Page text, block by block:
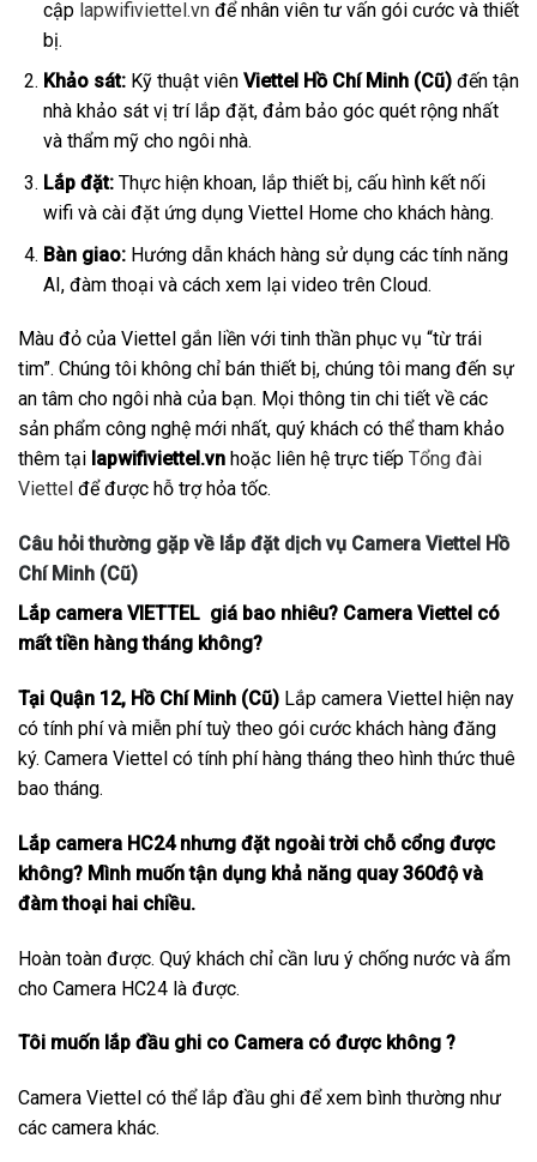
cập lapwifiviettel.vnđể nhân viên tư vấn gói cước và thiết
bị.
Khảo sát:Kỹ thuật viên Viettel Hồ Chí Minh (Cũ)đến tận
nhà khảo sát vị trí lắp đặt, đảm bảo góc quét rộng nhất
và thẩm mỹ cho ngôi nhà.
Lắp đặt:Thực hiện khoan, lắp thiết bị, cấu hình kết nối
wifi và cài đặt ứng dụng Viettel Home cho khách hàng.
Bàn giao:Hướng dẫn khách hàng sử dụng các tính năng
AI, đàm thoại và cách xem lại video trên Cloud.
Màu đỏ của Viettel gắn liền với tinh thần phục vụ “từ trái
tim”. Chúng tôi không chỉ bán thiết bị, chúng tôi mang đến sự
an tâm cho ngôi nhà của bạn. Mọi thông tin chi tiết về các
sản phẩm công nghệ mới nhất, quý khách có thể tham khảo
thêm tại lapwifiviettel.vn hoặc liên hệ trực tiếp Tổng đài
Viettel để được hỗ trợ hỏa tốc.
Câu hỏi thường gặp về lắp đặt dịch vụ Camera Viettel Hồ
Chí Minh (Cũ)
Lắp camera VIETTEL giá bao nhiêu? Camera Viettel có
mất tiền hàng tháng không?
Tại Quận 12, Hồ Chí Minh (Cũ) Lắp camera Viettel hiện nay
có tính phí và miễn phí tuỳ theo gói cước khách hàng đăng
ký. Camera Viettel có tính phí hàng tháng theo hình thức thuê
bao tháng.
Lắp camera HC24 nhưng đặt ngoài trời chỗ cổng được
không? Mình muốn tận dụng khả năng quay 360độ và
đàm thoại hai chiều.
Hoàn toàn được. Quý khách chỉ cần lưu ý chống nước và ẩm
cho Camera HC24 là được.
Tôi muốn lắp đầu ghi co Camera có được không ?
Camera Viettel có thể lắp đầu ghi để xem bình thường như
các camera khác.